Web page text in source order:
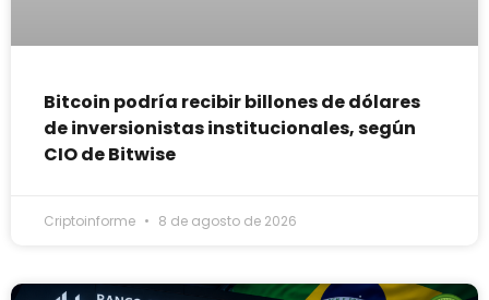
Bitcoin podría recibir billones de dólares
de inversionistas institucionales, según
CIO de Bitwise
Criptoinforme 8 de agosto de 2026